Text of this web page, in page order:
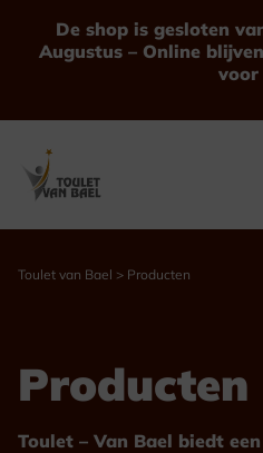
De shop is gesloten
Augustus – Online
voor
Toulet van Bael > Producten
Producten
Toulet – Van Bael biedt